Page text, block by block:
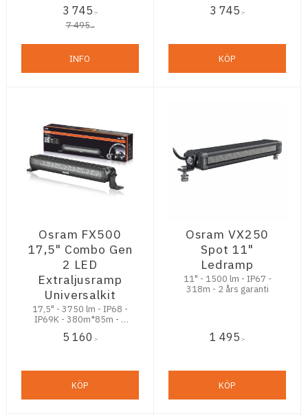
3 745 :-
7 495:-
INFO
3 745 :-
KÖP
Osram FX500
17,5" Combo Gen
2 LED
Extraljusramp
Universalkit
17,5" - 3750 lm - IP68 -
IP69K - 380m*85m - 5
5 160 :-
KÖP
Osram VX250
Spot 11"
Ledramp
11" - 1500 lm - IP67 -
318m - 2 års garanti
1 495 :-
KÖP